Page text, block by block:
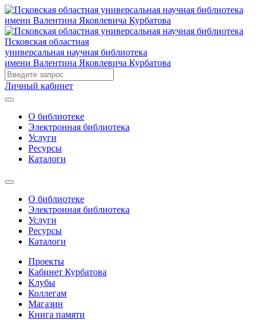
Псковская областная
универсальная научная библиотека
имени Валентина Яковлевича Курбатова
Личный кабинет
О библиотеке
Электронная библиотека
Услуги
Ресурсы
Каталоги
О библиотеке
Электронная библиотека
Услуги
Ресурсы
Каталоги
Проекты
Кабинет Курбатова
Клубы
Коллегам
Магазин
Книга памяти